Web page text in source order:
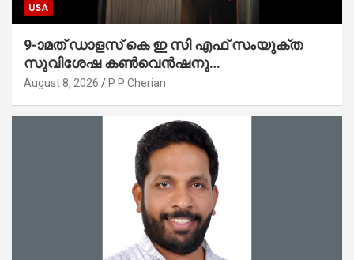
USA
9-ാമത് ഡാളസ് കെ ഇ സി എഫ് സംയുക്ത
സുവിശേഷ കൺവെൻഷനു
പ്രാർത്ഥനാനിർഭരമായ തുടക്കം
August 8, 2026 P P Cherian